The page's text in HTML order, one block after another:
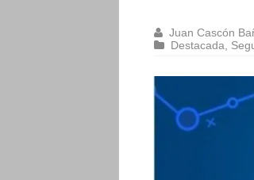
Juan Cascón
Destacada